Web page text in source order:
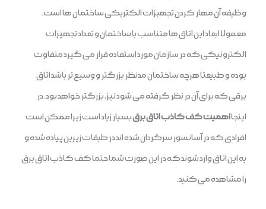
وظیفه آن مهار کردن تجهیزات الکتریکی ساختمان ها است.
معمولا ابعاد این اتاق ها متناسب با ساختمان و تعداد تجهیزات
الکترونیکی که در سازمان مورد استفاده قرار می‌ گیرد متفاوت
بوده و طبیعتا هرچه ساختمان مدنظر بزرگتر و وسیع تر باشد اتاق
برقی که برای آن در نظر گرفته می شود نیز، بزرگتر خواهد بود. در
اینجااهمیت کف کاذب اتاق برقبسیار زیاد است زیرا ممکن است
افرادی که در آسانسور سرگردان شده اند در طبقات زیرین پیاده شده و
به این اتاق وارد شوند که در این صورت شما حتما کف کاذب اتاق برق
را مشاهده می کنید.